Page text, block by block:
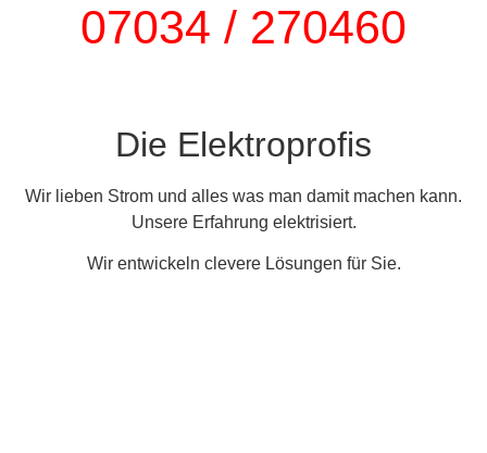
07034 / 270460
Die Elektroprofis
Wir lieben Strom und alles was man damit machen kann.
Unsere Erfahrung elektrisiert.
Wir entwickeln clevere Lösungen für Sie.